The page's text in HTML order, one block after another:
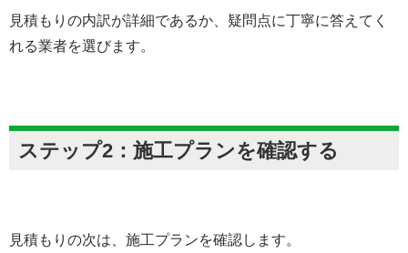
見積もりの内訳が詳細であるか、疑問点に丁寧に答えてく
れる業者を選びます。
ステップ2：施工プランを確認する
見積もりの次は、施工プランを確認します。